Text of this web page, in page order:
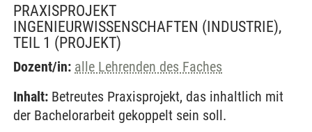
PRAXISPROJEKT
INGENIEURWISSENSCHAFTEN (INDUSTRIE),
TEIL 1 (PROJEKT)
Dozent/in: alle Lehrenden des Faches
Inhalt: Betreutes Praxisprojekt, das inhaltlich mit
der Bachelorarbeit gekoppelt sein soll.